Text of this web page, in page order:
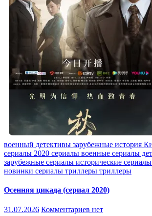
военный детективы зарубежные история
сериалы 2020 сериалы военные сериалы
зарубежные сериалы исторические
новинки сериалы триллеры триллеры
Осенняя цикада (сериал 2020)
31.07.2026 Комментариев нет